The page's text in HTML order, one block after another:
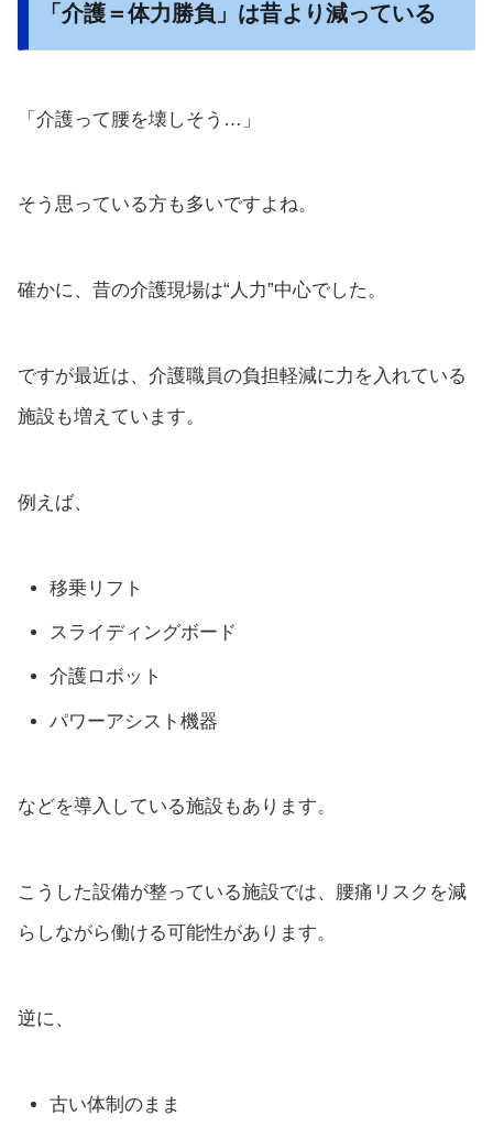
「介護＝体力勝負」は昔より減っている
「介護って腰を壊しそう…」
そう思っている方も多いですよね。
確かに、昔の介護現場は“人力”中心でした。
ですが最近は、介護職員の負担軽減に力を入れている
施設も増えています。
例えば、
移乗リフト
スライディングボード
介護ロボット
パワーアシスト機器
などを導入している施設もあります。
こうした設備が整っている施設では、腰痛リスクを減
らしながら働ける可能性があります。
逆に、
古い体制のまま